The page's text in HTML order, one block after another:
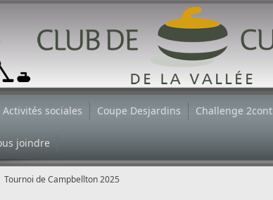
Activités sociales Coupe Desjardins Challenge
joindre
Tournoi de Campbellton 2025